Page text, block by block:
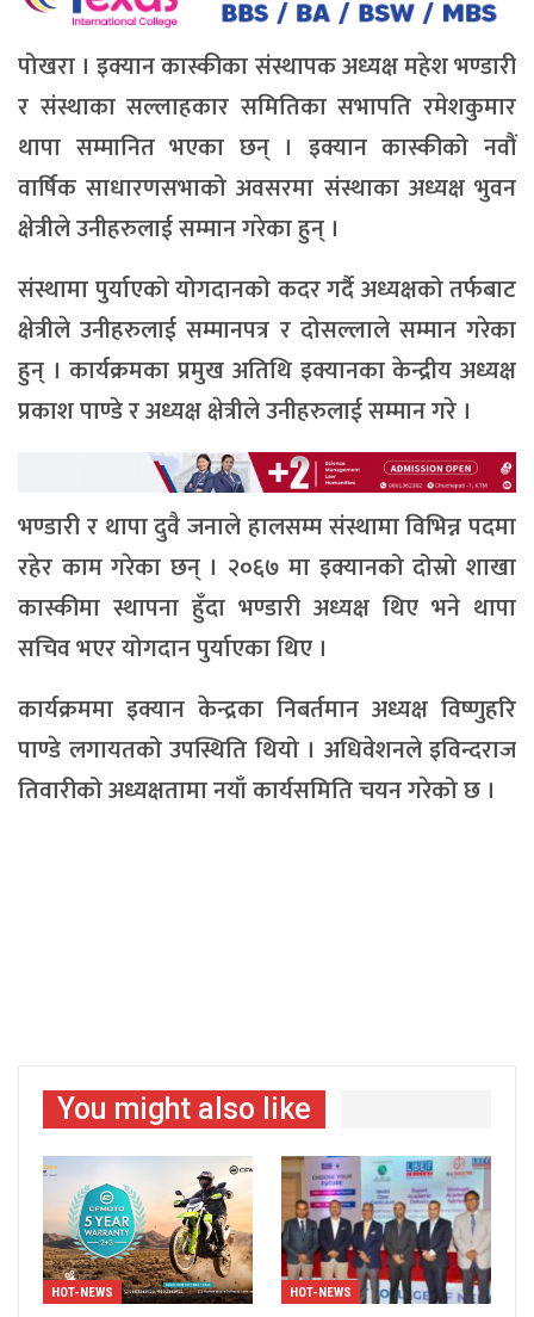
पोखरा । इक्यान कास्कीका संस्थापक अध्यक्ष महेश भण्डारी
र संस्थाका सल्लाहकार समितिका सभापति रमेशकुमार
थापा सम्मानित भएका छन् । इक्यान कास्कीको नवौं
वार्षिक साधारणसभाको अवसरमा संस्थाका अध्यक्ष भुवन
क्षेत्रीले उनीहरुलाई सम्मान गरेका हुन् ।
संस्थामा पुर्याएको योगदानको कदर गर्दै अध्यक्षको तर्फबाट
क्षेत्रीले उनीहरुलाई सम्मानपत्र र दोसल्लाले सम्मान गरेका
हुन् । कार्यक्रमका प्रमुख अतिथि इक्यानका केन्द्रीय अध्यक्ष
प्रकाश पाण्डे र अध्यक्ष क्षेत्रीले उनीहरुलाई सम्मान गरे ।
भण्डारी र थापा दुवै जनाले हालसम्म संस्थामा विभिन्न पदमा
रहेर काम गरेका छन् । २०६७ मा इक्यानको दोस्रो शाखा
कास्कीमा स्थापना हुँदा भण्डारी अध्यक्ष थिए भने थापा
सचिव भएर योगदान पुर्याएका थिए ।
कार्यक्रममा इक्यान केन्द्रका निबर्तमान अध्यक्ष विष्णुहरि
पाण्डे लगायतको उपस्थिति थियो । अधिवेशनले इविन्दराज
तिवारीको अध्यक्षतामा नयाँ कार्यसमिति चयन गरेको छ ।
You might also like
HOT-NEWS HOT-NEWS